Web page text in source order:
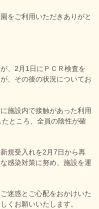
をご利用いただきありがと
、2月1日にＰＣＲ検査を
、その後の状況についてお
施設内で接触があった利用
ところ、全員の陰性が確
規受入れを2月7日から再
感染対策に努め、施設を運
迷惑とご心配をおかけいた
くお願いいたします。